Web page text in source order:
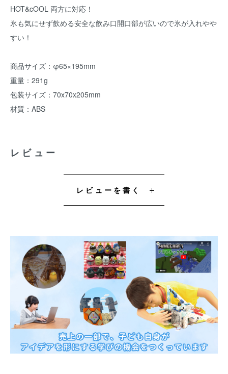
HOT&cOOL 両方に対応！
氷も気にせず飲める安全な飲み口開口部が広いので氷が入れやや
すい！
商品サイズ：φ65×195mm
重量：291g
包装サイズ：70x70x205mm
材質：ABS
レビュー
レビューを書く